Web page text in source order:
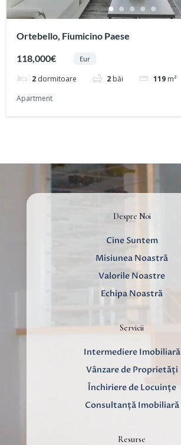
Ortebello, Fiumicino Paese
118,000€ Eur
2 dormitoare 2 băi 119 m²
Apartment
Despre Noi
Cine Suntem
Misiunea Noastră
Valorile Noastre
Echipa Noastră
Servicii
Intermediere Imobiliară
Vânzare de Proprietăți
Închiriere de Locuințe
Consultanță Imobiliară
Resurse